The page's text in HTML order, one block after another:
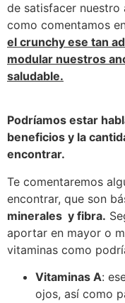
de satisfacer nuestro
como comentamos
el crunchy ese tan
modular nuestros
saludable.
Podríamos estar
beneficios y la
encontrar.
Te comentaremos
encontrar, que son
minerales y fibra.
aportar en mayor o
vitaminas como
Vitaminas A:
ojos, así como